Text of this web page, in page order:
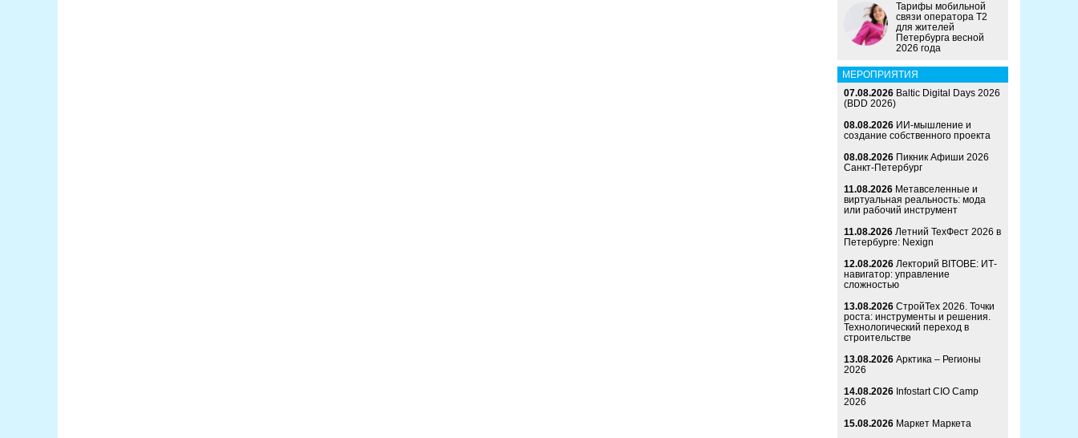
Тарифы мобильной
связи оператора Т2
для жителей
Петербурга весной
2026 года
МЕРОПРИЯТИЯ
07.08.2026 Baltic Digital Days 2026
(BDD 2026)
08.08.2026 ИИ-мышление и
создание собственного проекта
08.08.2026 Пикник Афиши 2026
Санкт-Петербург
11.08.2026 Метавселенные и
виртуальная реальность: мода
или рабочий инструмент
11.08.2026 Летний ТехФест 2026 в
Петербурге: Nexign
12.08.2026 Лекторий BITOBE: ИТ-
навигатор: управление
сложностью
13.08.2026 СтройТех 2026. Точки
роста: инструменты и решения.
Технологический переход в
строительстве
13.08.2026 Арктика – Регионы
2026
14.08.2026 Infostart CIO Camp
2026
15.08.2026 Маркет Маркета